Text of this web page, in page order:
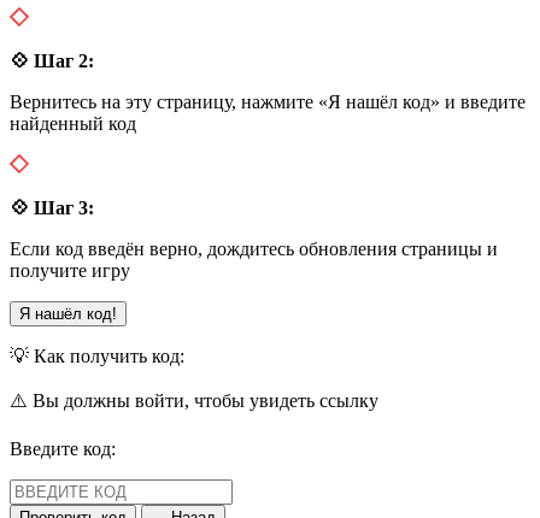
💠 Шаг 2:
Вернитесь на эту страницу, нажмите «Я нашёл код» и введите
найденный код
💠 Шаг 3:
Если код введён верно, дождитесь обновления страницы и
получите игру
Я нашёл код!
💡 Как получить код:
⚠️ Вы должны войти, чтобы увидеть ссылку
Введите код: